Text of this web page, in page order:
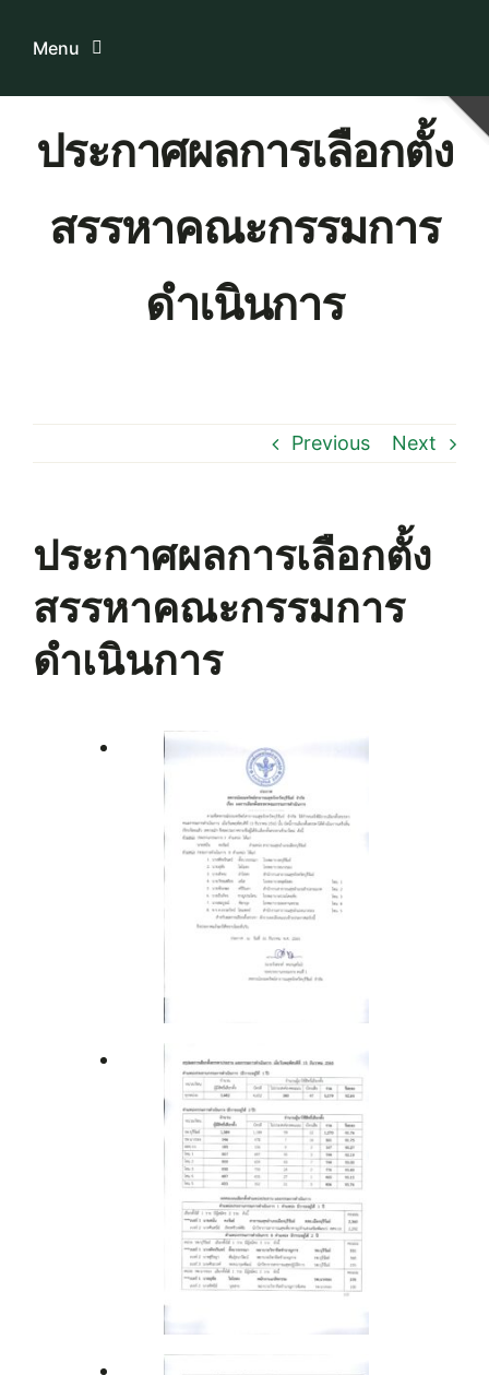
Menu
Home
ประกาศผลการเลือกตั้ง
สรรหาคณะกรรมการ
ดำเนินการ
Previous Next
ประกาศผลการเลือกตั้ง
สรรหาคณะกรรมการ
ดำเนินการ